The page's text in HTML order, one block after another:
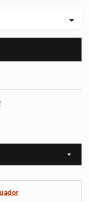
Sort